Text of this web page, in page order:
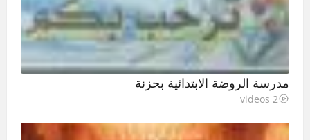
مدرسة الروضة الابتدائية بحزنة